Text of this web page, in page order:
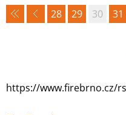
28
29 30 31
https://www.firebrno.cz/